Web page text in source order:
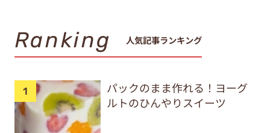
Ranking 人気記事ランキング
パックのまま作れる！ヨーグ
ルトのひんやりスイーツ